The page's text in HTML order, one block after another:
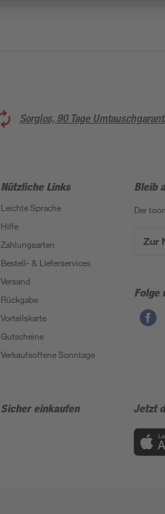
Sorglos, 90 Tage
Nützliche Links
Leichte Sprache
Hilfe
Zahlungsarten
Bestell- & Lieferservices
Versand
Rückgabe
Vorteilskarte
Gutscheine
Verkaufsoffene Sonntage
Bleib
Der
Zur
Folge
Sicher einkaufen Jetzt